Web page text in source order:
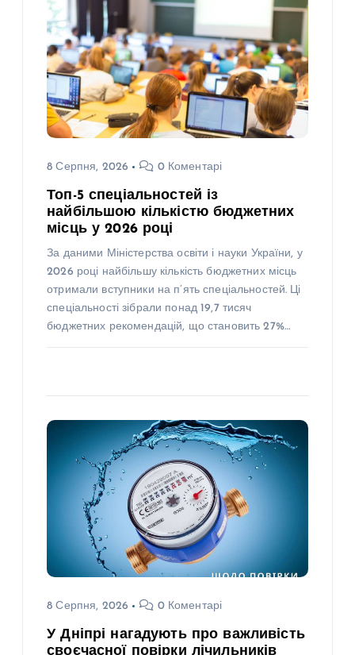
8 Серпня, 2026 0 Коментарі
Топ-5 спеціальностей із
найбільшою кількістю бюджетних
місць у 2026 році
За даними Міністерства освіти і науки України, у
2026 році найбільшу кількість бюджетних місць
отримали вступники на п’ять спеціальностей. Ці
спеціальності зібрали понад 19,7 тисяч
бюджетних рекомендацій, що становить 27%…
8 Серпня, 2026 0 Коментарі
У Дніпрі нагадують про важливість
своєчасної повірки лічильників